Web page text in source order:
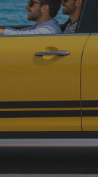
KERESÉS